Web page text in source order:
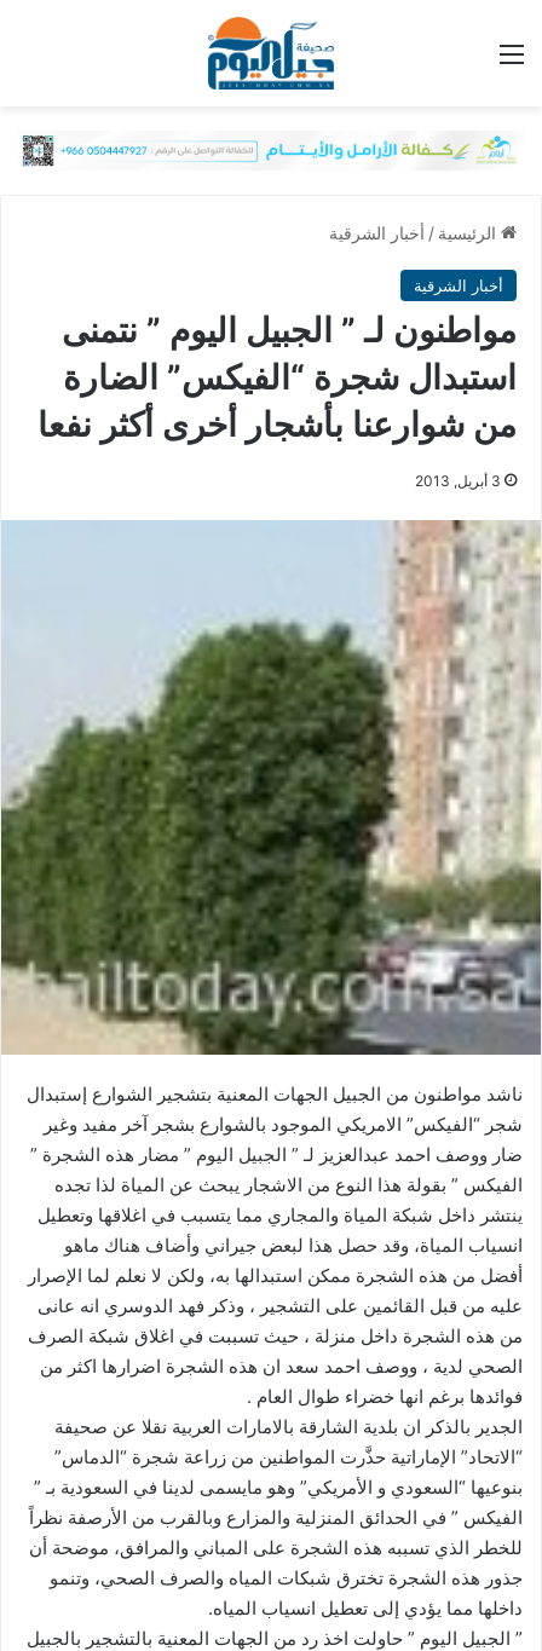
الرئيسية / أخبار الشرقية
أخبار الشرقية
مواطنون لـ ” الجبيل اليوم ” نتمنى
استبدال شجرة “الفيكس” الضارة
من شوارعنا بأشجار أخرى أكثر نفعا
3 أبريل, 2013
ناشد مواطنون من الجبيل الجهات المعنية بتشجير الشوارع إستبدال
شجر “الفيكس” الامريكي الموجود بالشوارع بشجر آخر مفيد وغير
ضار ووصف احمد عبدالعزيز لـ ” الجبيل اليوم ” مضار هذه الشجرة ”
الفيكس ” بقولة هذا النوع من الاشجار يبحث عن المياة لذا تجده
ينتشر داخل شبكة المياة والمجاري مما يتسبب في اغلاقها وتعطيل
انسياب المياة، وقد حصل هذا لبعض جيراني وأضاف هناك ماهو
أفضل من هذه الشجرة ممكن استبدالها به، ولكن لا نعلم لما الإصرار
عليه من قبل القائمين على التشجير ، وذكر فهد الدوسري انه عانى
من هذه الشجرة داخل منزلة ، حيث تسببت في اغلاق شبكة الصرف
الصحي لدية ، ووصف احمد سعد ان هذه الشجرة اضرارها اكثر من
فوائدها برغم انها خضراء طوال العام .
الجدير بالذكر ان بلدية الشارقة بالامارات العربية نقلا عن صحيفة
“الاتحاد” الإماراتية حذَّرت المواطنين من زراعة شجرة “الدماس”
بنوعيها “السعودي و الأمريكي” وهو مايسمى لدينا في السعودية بـ ”
الفيكس ” في الحدائق المنزلية والمزارع وبالقرب من الأرصفة نظراً
للخطر الذي تسببه هذه الشجرة على المباني والمرافق، موضحة أن
جذور هذه الشجرة تخترق شبكات المياه والصرف الصحي، وتنمو
داخلها مما يؤدي إلى تعطيل انسياب المياه.
” الجبيل اليوم ” حاولت اخذ رد من الجهات المعنية بالتشجير بالجبيل